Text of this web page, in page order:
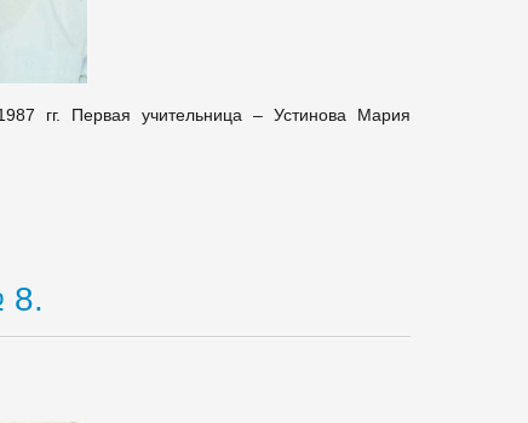
гг. Первая учительница – Устинова Мария
8.